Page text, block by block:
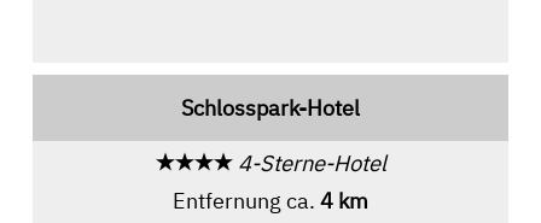
Schlosspark-Hotel
4-Sterne-Hotel
Entfernung ca. 4 km